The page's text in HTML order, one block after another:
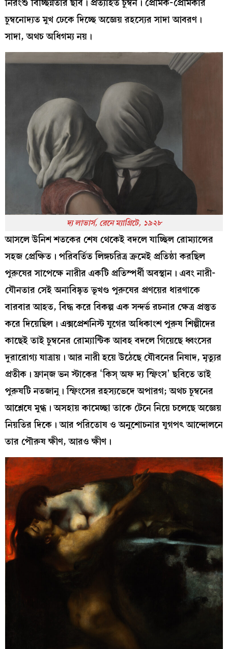
চুম্বনোদ্যত মুখ ঢেকে দিচ্ছে অজ্ঞেয় রহস্যের সাদা আবরণ।
সাদা, অথচ অধিগম্য নয়।
দ্য লাভার্স, রেনে ম্যাগ্রিটে, ১৯২৮
আসলে উনিশ শতকের শেষ থেকেই বদলে যাচ্ছিল রোম্যান্সের
সহজ প্রেক্ষিত। পরিবর্তিত লিঙ্গচরিত্র ক্রমেই প্রতিষ্ঠা করছিল
পুরুষের সাপেক্ষে নারীর একটি প্রতিস্পর্ধী অবস্থান। এবং নারী-
যৌনতার সেই অনাবিষ্কৃত ভূখণ্ড পুরুষের প্রণয়ের ধারণাকে
বারবার আহত, বিদ্ধ করে বিকল্প এক সন্দর্ভ রচনার ক্ষেত্র প্রস্তুত
করে দিয়েছিল। এক্সপ্রেশনিস্ট যুগের অধিকাংশ পুরুষ শিল্পীদের
কাছেই তাই চুম্বনের রোম্যান্টিক আবহ বদলে গিয়েছে ধ্বংসের
দুরারোগ্য যাত্রায়। আর নারী হয়ে উঠেছে যৌবনের নিষাদ, মৃত্যুর
প্রতীক। ফ্রান্‌জ ভন স্টাকের ‘কিস্‌ অফ দ্য স্ফিংস’ ছবিতে তাই
পুরুষটি নতজানু। স্ফিংসের রহস্যভেদে অপারগ; অথচ চুম্বনের
আশ্লেষে মুগ্ধ। অসহায় কামেচ্ছা তাকে টেনে নিয়ে চলেছে অজ্ঞেয়
নিয়তির দিকে। আর পরিতোষ ও অনুশোচনার যুগপৎ আন্দোলনে
তার পৌরুষ ক্ষীণ, আরও ক্ষীণ।